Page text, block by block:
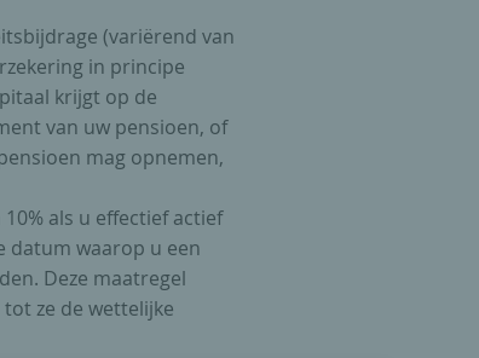
(variërend van
in principe
krijgt op de
van uw pensioen, of
mag opnemen,
als u effectief actief
datum waarop u een
Deze maatregel
ze de wettelijke